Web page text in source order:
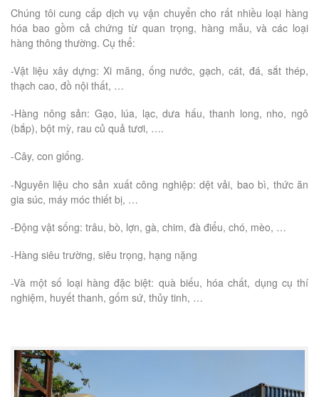
Chúng tôi cung cấp dịch vụ vận chuyển cho rất nhiều loại hàng
hóa bao gồm cả chứng từ quan trọng, hàng mẫu, và các loại
hàng thông thường. Cụ thể:
-Vật liệu xây dựng: Xi măng, ống nước, gạch, cát, đá, sắt thép,
thạch cao, đồ nội thất, …
-Hàng nông sản: Gạo, lúa, lạc, dưa hấu, thanh long, nho, ngô
(bắp), bột mỳ, rau củ quả tươi, ….
-Cây, con giống.
-Nguyên liệu cho sản xuất công nghiệp: dệt vải, bao bì, thức ăn
gia súc, máy móc thiết bị, …
-Động vật sống: trâu, bò, lợn, gà, chim, đà điểu, chó, mèo, …
-Hàng siêu trường, siêu trọng, hạng nặng
-Và một số loại hàng đặc biệt: quà biếu, hóa chất, dụng cụ thí
nghiệm, huyết thanh, gốm sứ, thủy tinh, …